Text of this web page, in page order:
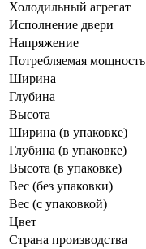
Холодильный агрегат
Исполнение двери
Напряжение
Потребляемая мощность
Ширина
Глубина
Высота
Ширина (в упаковке)
Глубина (в упаковке)
Высота (в упаковке)
Вес (без упаковки)
Вес (с упаковкой)
Цвет
Страна производства